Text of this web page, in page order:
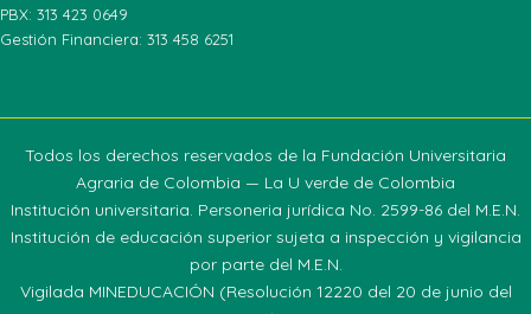
PBX: 313 423 0649
Gestión Financiera: 313 458 6251
Todos los derechos reservados de la Fundación Universitaria
Agraria de Colombia — La U verde de Colombia
Institución universitaria. Personeria jurídica No. 2599-86 del M.E.N.
Institución de educación superior sujeta a inspección y vigilancia
por parte del M.E.N.
Vigilada MINEDUCACIÓN (Resolución 12220 del 20 de junio del